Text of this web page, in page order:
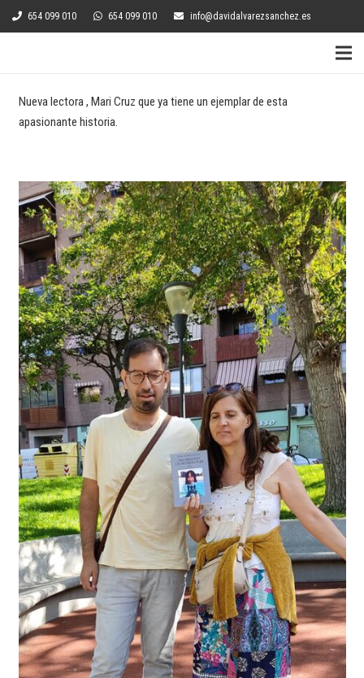
654 099 010 654 099 010 info@davidalvarezsanchez.es
Nueva lectora , Mari Cruz que ya tiene un ejemplar de esta
apasionante historia.